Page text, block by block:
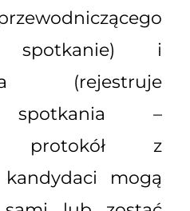
spotkanie) i
(rejestruje
spotkania –
protokół z
mogą